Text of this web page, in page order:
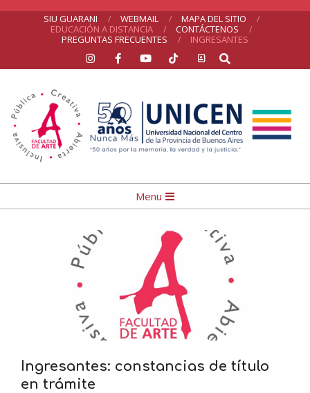
SIU GUARANI WEBMAIL
MAPA DEL SITIO
EDUCACIÓN A DISTANCIA
CONTÁCTENOS
PREGUNTAS FRECUENTES
INGRESANTES
Search
UNICEN
Navigation
Menu
Ingresantes: constancias de título
en trámite